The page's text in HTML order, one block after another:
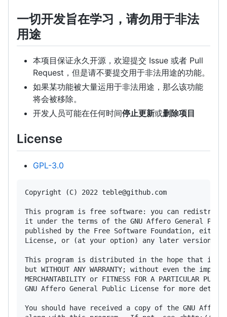
一切开发旨在学习，请勿用于非法
用途
本项目保证永久开源，欢迎提交 Issue 或者 Pull
Request，但是请不要提交用于非法用途的功能。
如果某功能被大量运用于非法用途，那么该功能
将会被移除。
开发人员可能在任何时间停止更新或删除项目
License
GPL-3.0
Copyright (C) 2022 teble@github.com
This program is free software: you can
it under the terms of the GNU Affero General
published by the Free Software Foundation,
License, or (at your option) any later version.
This program is distributed in the hope that it
but WITHOUT ANY WARRANTY; without even the
MERCHANTABILITY or FITNESS FOR A PARTICULAR
GNU Affero General Public License for more
You should have received a copy of the GNU